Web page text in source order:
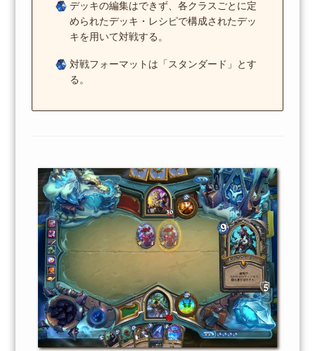
デッキの編集はできず、各クラスごとに定
められたデッキ・レシピで構成されたデッ
キを用いて対戦する。
対戦フォーマットは「スタンダード」とす
る。